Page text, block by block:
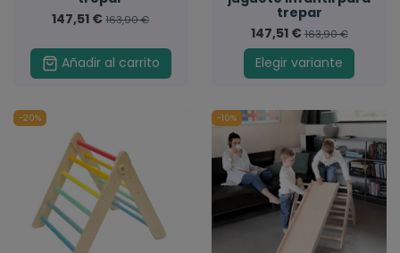
147,51 €163,90 €
Añadir al carrito
trepar
147,51 €163,90 €
Elegir variante
-20% -10%